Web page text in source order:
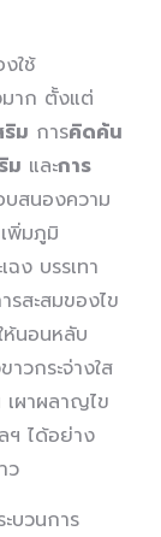
ใช้
มาก ตั้งแต่
ม การคิดค้น
ม และการ
บสนองความ
พิ่มภูมิ
ง บรรเทา
สะสมของไข
ห้นอนหลับ
วกระจ่างใส
ผาผลาญไข
ฯ ได้อย่าง
ว
บวนการ